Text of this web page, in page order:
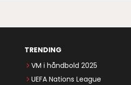
TRENDING
VM i håndbold 2025
UEFA Nations League